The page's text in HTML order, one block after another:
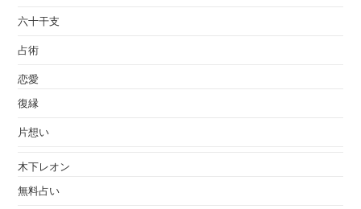
六十干支
占術
恋愛
復縁
片想い
木下レオン
無料占い